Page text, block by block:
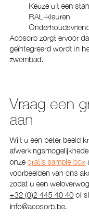
Keuze uit een
RAL-kleuren
Acosorb zorgt ervoor
geïntegreerd wordt in
zwembad.
Vraag een
aan
Wilt u een beter beeld
onze gratis sample box
voorbeelden van ons
zodat u een
+32 (0)2 445 40 40 of
info@acosorb.be.